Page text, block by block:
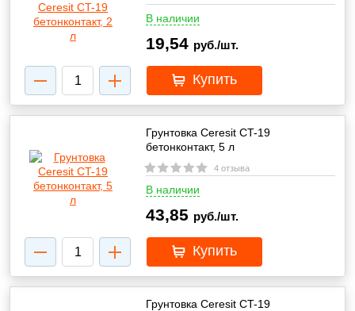
В наличии
19,54 руб./шт.
Купить
Грунтовка Ceresit CT-19
бетонконтакт, 5 л
4 отзыва
В наличии
43,85 руб./шт.
Купить
Грунтовка Ceresit CT-19